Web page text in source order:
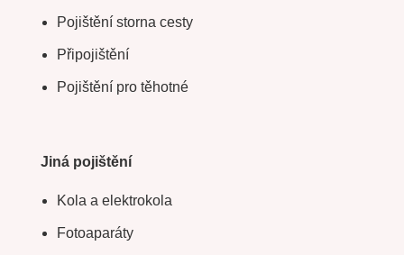
Pojištění storna cesty
Připojištění
Pojištění pro těhotné
Jiná pojištění
Kola a elektrokola
Fotoaparáty